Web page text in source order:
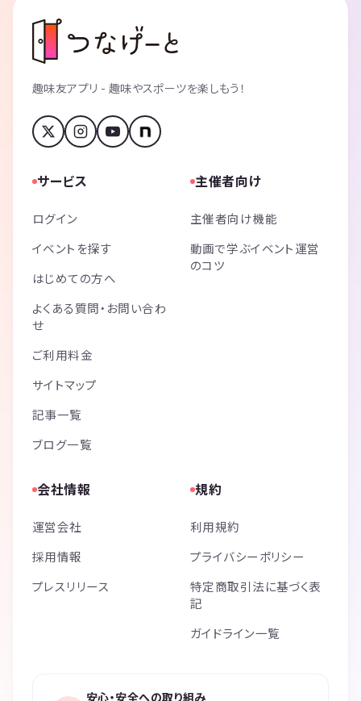
趣味友アプリ - 趣味やスポーツを楽しもう！
サービス
ログイン
イベントを探す
はじめての方へ
よくある質問・お問い合わ
せ
ご利用料金
サイトマップ
記事一覧
ブログ一覧
主催者向け
主催者向け機能
動画で学ぶイベント運営
のコツ
会社情報
運営会社
採用情報
プレスリリース
規約
利用規約
プライバシーポリシー
特定商取引法に基づく表
記
ガイドライン一覧
安心・安全への取り組み